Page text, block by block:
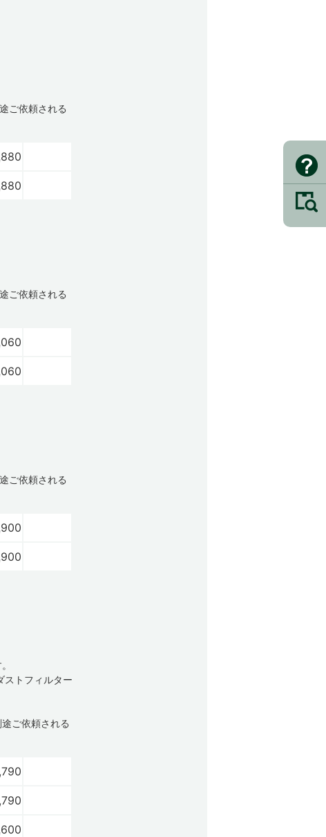
ご依頼される
ご依頼される
ご依頼される
ストフィルター
ご依頼される